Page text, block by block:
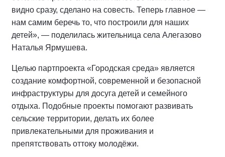
видно сразу, сделано на совесть. Теперь главное —
нам самим беречь то, что построили для наших
детей», — поделилась жительница села Алегазово
Наталья Ярмушева.
Целью партпроекта «Городская среда» является
создание комфортной, современной и безопасной
инфраструктуры для досуга детей и семейного
отдыха. Подобные проекты помогают развивать
сельские территории, делать их более
привлекательными для проживания и
препятствовать оттоку молодёжи.